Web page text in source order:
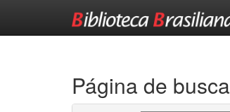
Página de busca